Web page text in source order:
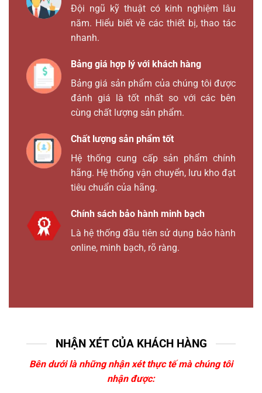
Đội ngũ kỹ thuật có kinh nghiệm lâu
năm. Hiểu biết về các thiết bị, thao tác
nhanh.
Bảng giá hợp lý với khách hàng
Bảng giá sản phẩm của chúng tôi được
đánh giá là tốt nhất so với các bên
cùng chất lượng sản phẩm.
Chất lượng sản phẩm tốt
Hệ thống cung cấp sản phẩm chính
hãng. Hệ thống vận chuyển, lưu kho đạt
tiêu chuẩn của hãng.
Chính sách bảo hành minh bạch
Là hệ thống đầu tiên sử dụng bảo hành
online, minh bạch, rõ ràng.
NHẬN XÉT CỦA KHÁCH HÀNG
Bên dưới là những nhận xét thực tế mà chúng tôi
nhận được: